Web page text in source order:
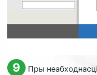
9
Пры